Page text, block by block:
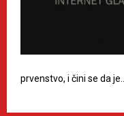
prvenstvo, i čini se da je…